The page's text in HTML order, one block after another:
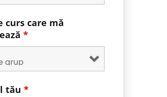
curs care mă
*
tău *